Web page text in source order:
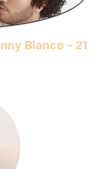
Blanco - 21